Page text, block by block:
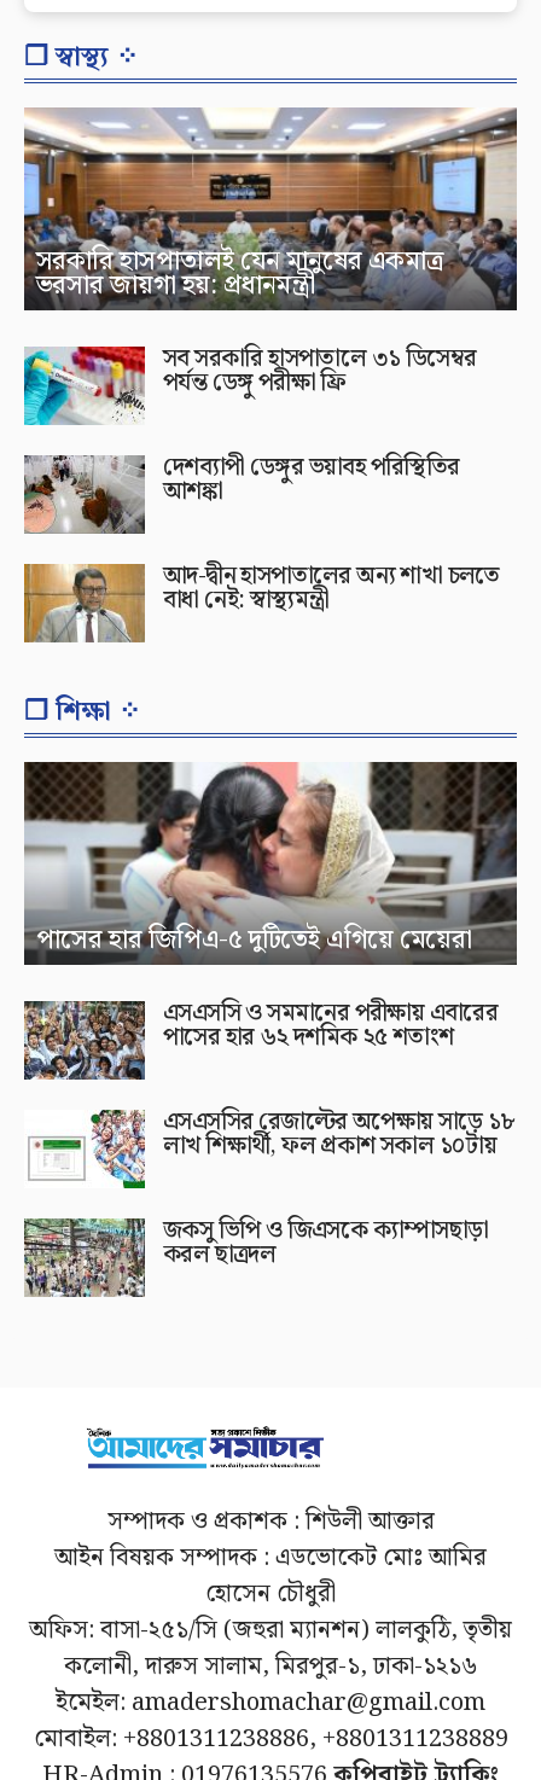
❐ স্বাস্থ্য ⁘
সরকারি হাসপাতালই যেন মানুষের একমাত্র
ভরসার জায়গা হয়: প্রধানমন্ত্রী
সব সরকারি হাসপাতালে ৩১ ডিসেম্বর
পর্যন্ত ডেঙ্গু পরীক্ষা ফ্রি
দেশব্যাপী ডেঙ্গুর ভয়াবহ পরিস্থিতির
আশঙ্কা
আদ-দ্বীন হাসপাতালের অন্য শাখা চলতে
বাধা নেই: স্বাস্থ্যমন্ত্রী
❐ শিক্ষা ⁘
পাসের হার জিপিএ-৫ দুটিতেই এগিয়ে মেয়েরা
এসএসসি ও সমমানের পরীক্ষায় এবারের
পাসের হার ৬২ দশমিক ২৫ শতাংশ
এসএসসির রেজাল্টের অপেক্ষায় সাড়ে ১৮
লাখ শিক্ষার্থী, ফল প্রকাশ সকাল ১০টায়
জকসু ভিপি ও জিএসকে ক্যাম্পাসছাড়া
করল ছাত্রদল
সম্পাদক ও প্রকাশক : শিউলী আক্তার
আইন বিষয়ক সম্পাদক : এডভোকেট মোঃ আমির
হোসেন চৌধুরী
অফিস: বাসা-২৫১/সি (জহুরা ম্যানশন) লালকুঠি, তৃতীয়
কলোনী, দারুস সালাম, মিরপুর-১, ঢাকা-১২১৬
ইমেইল: amadershomachar@gmail.com
মোবাইল: +8801311238886, +8801311238889